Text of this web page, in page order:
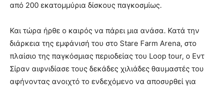
από 200 εκατομμύρια δίσκους παγκοσμίως.
Και τώρα ήρθε ο καιρός να πάρει μια ανάσα. Κατά την
διάρκεια της εμφάνισή του στο Stare Farm Arena, στο
πλαίσιο της παγκόσμιας περιοδείας του Loop tour, ο Εντ
Σίραν αιφνιδίασε τους δεκάδες χιλιάδες θαυμαστές του
αφήνοντας ανοιχτό το ενδεχόμενο να αποσυρθεί για